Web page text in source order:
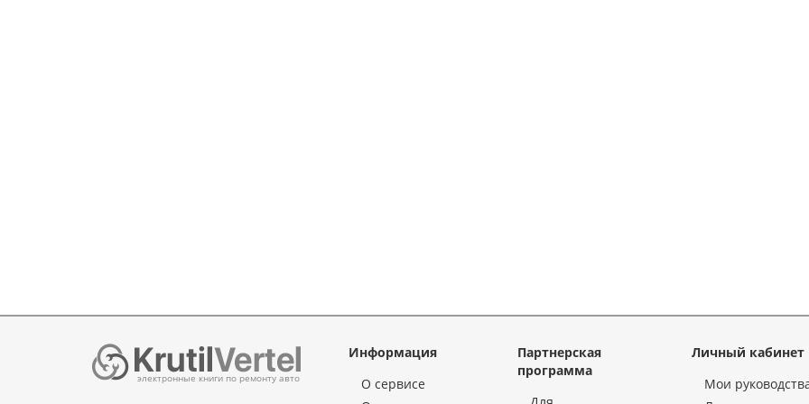
электронные книги по ремонту авто
Информация
О сервисе
Партнерская
программа
Личный кабинет
Мои